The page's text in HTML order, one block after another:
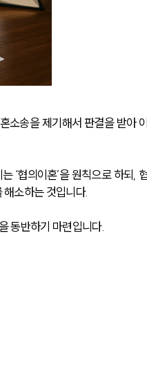
소송을 제기해서 판결을 받아
‘협의이혼’을 원칙으로 하되,
해소하는 것입니다.
동반하기 마련입니다.